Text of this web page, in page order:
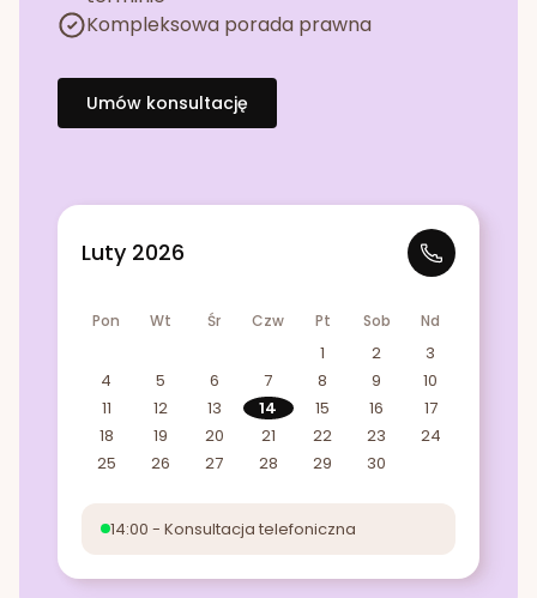
Kompleksowa porada prawna
Umów konsultację
Luty 2026
Pon Wt Śr Czw Pt Sob Nd
1 2
3
4
5 6 7 8 9
10
11
12 13 14 15 16
17
18
19 20 21 22 23
24
25
26 27 28 29 30
14:00 - Konsultacja telefoniczna